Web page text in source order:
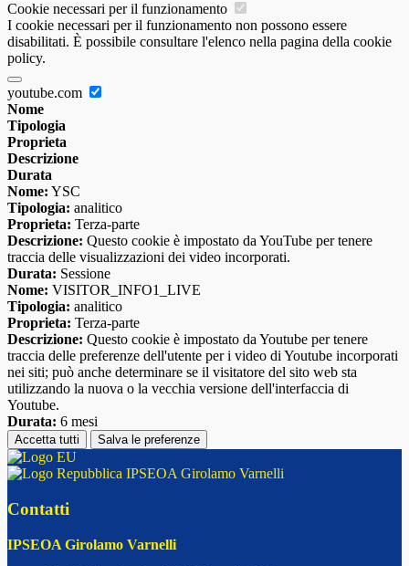
Cookie necessari per il funzionamento
I cookie necessari per il funzionamento non possono essere
disabilitati. È possibile consultare l'elenco nella pagina della cookie
policy.
youtube.com
Nome
Tipologia
Proprieta
Descrizione
Durata
Nome: YSC
Tipologia: analitico
Proprieta: Terza-parte
Descrizione: Questo cookie è impostato da YouTube per tenere
traccia delle visualizzazioni dei video incorporati.
Durata: Sessione
Nome: VISITOR_INFO1_LIVE
Tipologia: analitico
Proprieta: Terza-parte
Descrizione: Questo cookie è impostato da Youtube per tenere
traccia delle preferenze dell'utente per i video di Youtube incorporati
nei siti; può anche determinare se il visitatore del sito web sta
utilizzando la nuova o la vecchia versione dell'interfaccia di
Youtube.
Durata: 6 mesi
Accetta tutti Salva le preferenze
IPSEOA Girolamo Varnelli
Contatti
IPSEOA Girolamo Varnelli